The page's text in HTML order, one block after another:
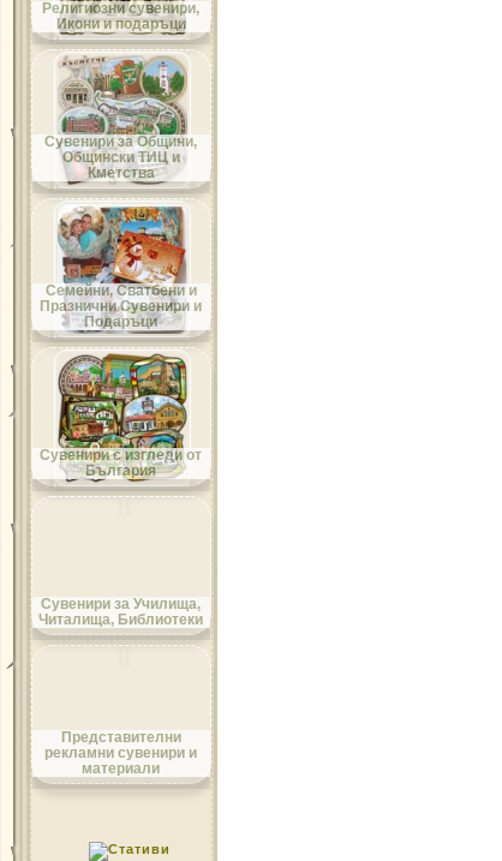
Област Добрич
Област Кърджали
Област Кюстендил
Област Пазарджик
Религиозни сувенири,
Икони и подаръци
Сувенири за Общини,
Общински ТИЦ и
Кметства
Семейни, Сватбени и
Празнични Сувенири и
Подаръци
Сувенири с изгледи от
България
Сувенири за Училища,
Читалища, Библиотеки
Представителни
рекламни сувенири и
материали